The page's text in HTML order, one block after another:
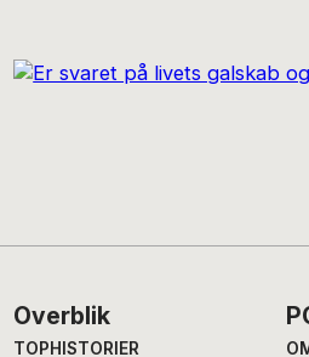
Footer
Overblik
TOPHISTORIER